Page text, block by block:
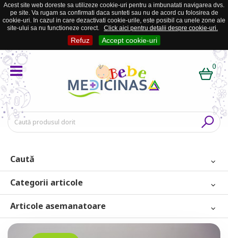
Acest site web doreste sa utilizeze cookie-uri pentru a imbunatati navigarea dvs.
pe site. Va rugam sa confirmati daca sunteti sau nu de acord cu folosirea de
cookie-uri. In cazul in care dezactivati cookie-urile, este posibil ca unele zone ale
site-ului sa nu functioneze corect.
Click aici pentru detalii despre cookie-uri.
Refuz Accept cookie-uri
0
Caută
Categorii articole
Articole asemanatoare